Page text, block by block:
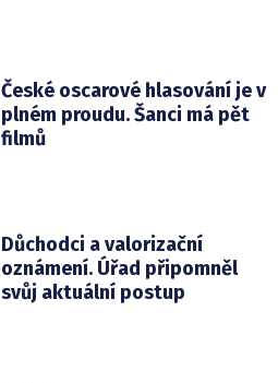
České oscarové hlasování je v
plném proudu. Šanci má pět
filmů
Důchodci a valorizační
oznámení. Úřad připomněl
svůj aktuální postup